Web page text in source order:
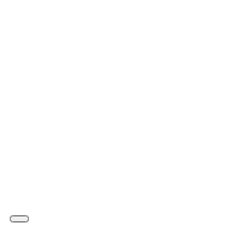
Menú